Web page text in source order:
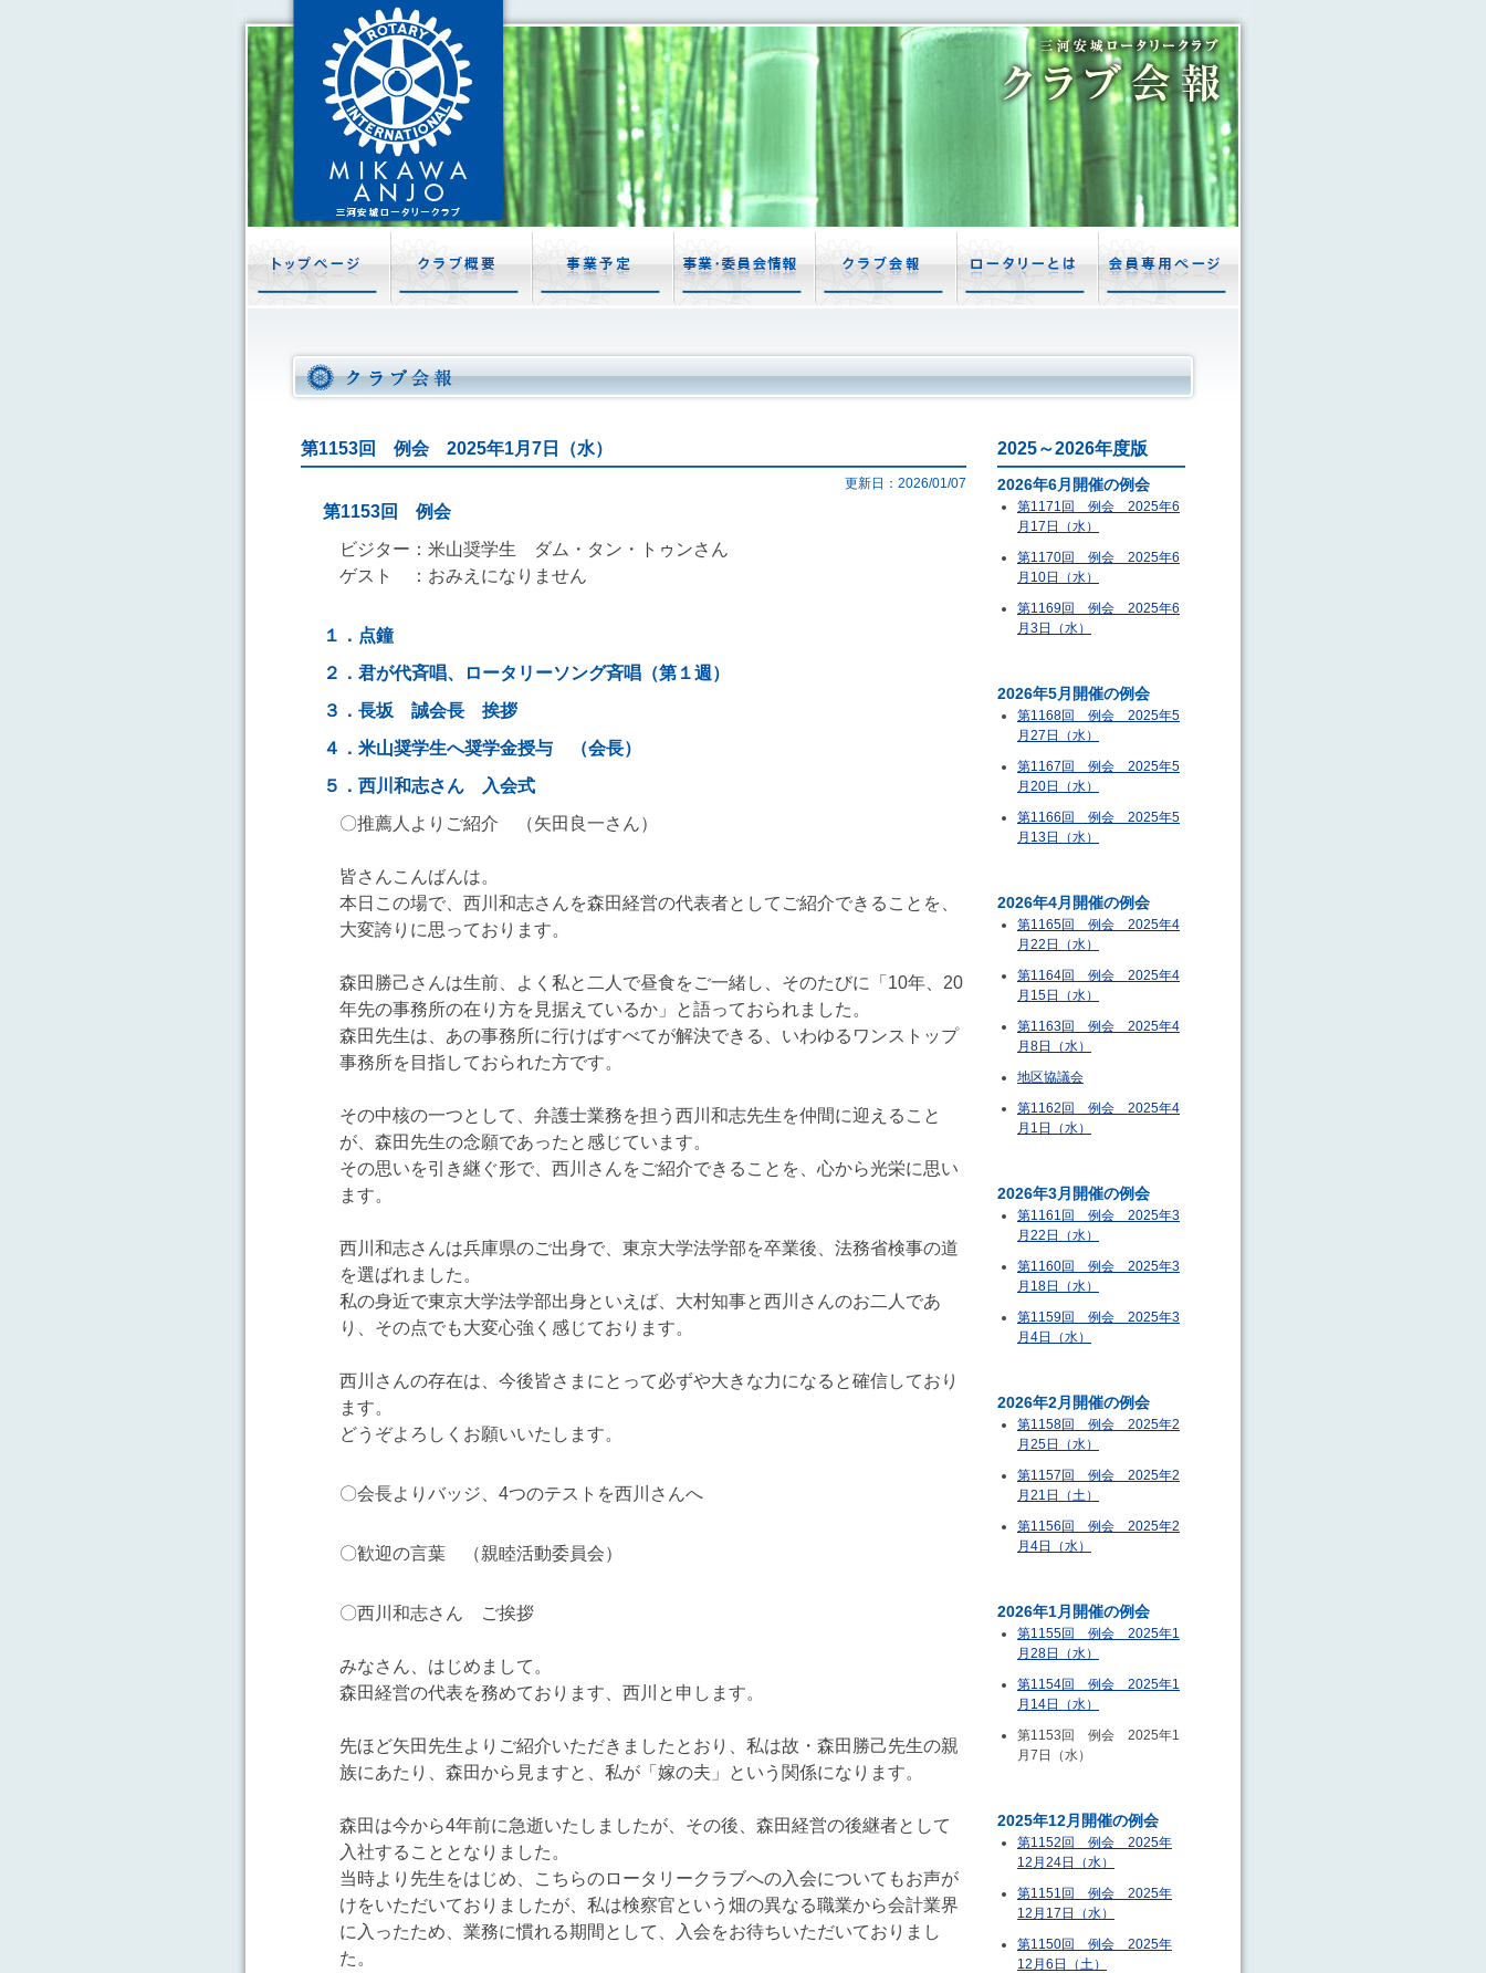
第1153回 例会 2025年1月7日（水）
更新日：2026/01/07
第1153回 例会
ビジター：米山奨学生 ダム・タン・トゥンさん
ゲスト ：おみえになりません
１．点鐘
２．君が代斉唱、ロータリーソング斉唱（第１週）
３．長坂 誠会長 挨拶
４．米山奨学生へ奨学金授与 （会長）
５．西川和志さん 入会式
〇推薦人よりご紹介 （矢田良一さん）
皆さんこんばんは。
本日この場で、西川和志さんを森田経営の代表者としてご紹介できることを、
大変誇りに思っております。
森田勝己さんは生前、よく私と二人で昼食をご一緒し、そのたびに「10年、20
年先の事務所の在り方を見据えているか」と語っておられました。
森田先生は、あの事務所に行けばすべてが解決できる、いわゆるワンストップ
事務所を目指しておられた方です。
その中核の一つとして、弁護士業務を担う西川和志先生を仲間に迎えること
が、森田先生の念願であったと感じています。
その思いを引き継ぐ形で、西川さんをご紹介できることを、心から光栄に思い
ます。
西川和志さんは兵庫県のご出身で、東京大学法学部を卒業後、法務省検事の道
を選ばれました。
私の身近で東京大学法学部出身といえば、大村知事と西川さんのお二人であ
り、その点でも大変心強く感じております。
西川さんの存在は、今後皆さまにとって必ずや大きな力になると確信しており
ます。
どうぞよろしくお願いいたします。
〇会長よりバッジ、4つのテストを西川さんへ
〇歓迎の言葉 （親睦活動委員会）
〇西川和志さん ご挨拶
みなさん、はじめまして。
森田経営の代表を務めております、西川と申します。
先ほど矢田先生よりご紹介いただきましたとおり、私は故・森田勝己先生の親
族にあたり、森田から見ますと、私が「嫁の夫」という関係になります。
森田は今から4年前に急逝いたしましたが、その後、森田経営の後継者として
入社することとなりました。
当時より先生をはじめ、こちらのロータリークラブへの入会についてもお声が
けをいただいておりましたが、私は検察官という畑の異なる職業から会計業界
に入ったため、業務に慣れる期間として、入会をお待ちいただいておりまし
た。
2025～2026年度版
2026年6月開催の例会
第1171回 例会 2025年6
月17日（水）
第1170回 例会 2025年6
月10日（水）
第1169回 例会 2025年6
月3日（水）
2026年5月開催の例会
第1168回 例会 2025年5
月27日（水）
第1167回 例会 2025年5
月20日（水）
第1166回 例会 2025年5
月13日（水）
2026年4月開催の例会
第1165回 例会 2025年4
月22日（水）
第1164回 例会 2025年4
月15日（水）
第1163回 例会 2025年4
月8日（水）
地区協議会
第1162回 例会 2025年4
月1日（水）
2026年3月開催の例会
第1161回 例会 2025年3
月22日（水）
第1160回 例会 2025年3
月18日（水）
第1159回 例会 2025年3
月4日（水）
2026年2月開催の例会
第1158回 例会 2025年2
月25日（水）
第1157回 例会 2025年2
月21日（土）
第1156回 例会 2025年2
月4日（水）
2026年1月開催の例会
第1155回 例会 2025年1
月28日（水）
第1154回 例会 2025年1
月14日（水）
第1153回 例会 2025年1
月7日（水）
2025年12月開催の例会
第1152回 例会 2025年
12月24日（水）
第1151回 例会 2025年
12月17日（水）
第1150回 例会 2025年
12月6日（土）